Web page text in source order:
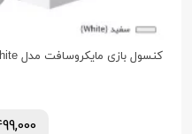
کنسول بازی مایکروسافت مدل Xbox Series S White ظرفیت 1 ترابایت